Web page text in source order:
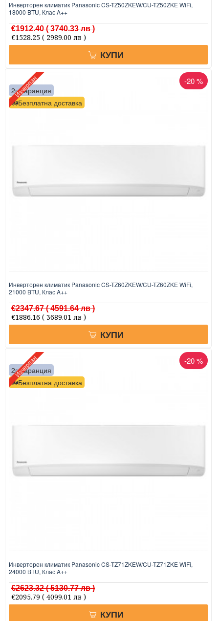
Инверторен климатик Panasonic CS-TZ50ZKEW/CU-TZ50ZKE WiFi,
18000 BTU, Клас A++
€1912.40( 3740.33 лв )
€1528.25 ( 2989.00 лв )
КУПИ
Безплатна доставка
2г. гаранция
-20 %
Изчерпан
Инверторен климатик Panasonic CS-TZ60ZKEW/CU-TZ60ZKE WiFi,
21000 BTU, Клас A++
€2347.67( 4591.64 лв )
€1886.16 ( 3689.01 лв )
КУПИ
Безплатна доставка
2г. гаранция
-20 %
Изчерпан
Инверторен климатик Panasonic CS-TZ71ZKEW/CU-TZ71ZKE WiFi,
24000 BTU, Клас A++
€2623.32( 5130.77 лв )
€2095.79 ( 4099.01 лв )
КУПИ